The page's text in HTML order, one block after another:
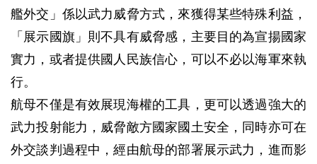
艦外交」係以武力威脅方式，來獲得某些特殊利益，
「展示國旗」則不具有威脅感，主要目的為宣揚國家
實力，或者提供國人民族信心，可以不必以海軍來執
行。
航母不僅是有效展現海權的工具，更可以透過強大的
武力投射能力，威脅敵方國家國土安全，同時亦可在
外交談判過程中，經由航母的部署展示武力，進而影